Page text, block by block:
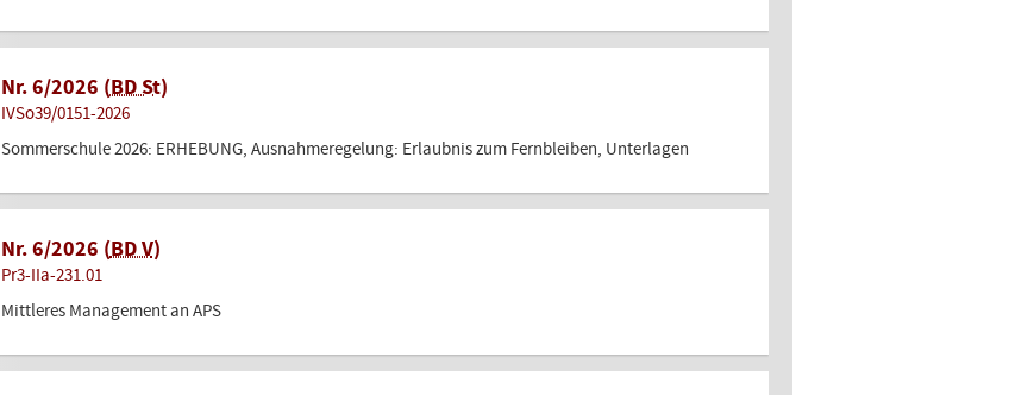
Nr. 6/2026 (BD St)
IVSo39/0151-2026
Sommerschule 2026: ERHEBUNG, Ausnahmeregelung: Erlaubnis zum Fernbleiben, Unterlagen
Nr. 6/2026 (BD V)
Pr3-IIa-231.01
Mittleres Management an APS